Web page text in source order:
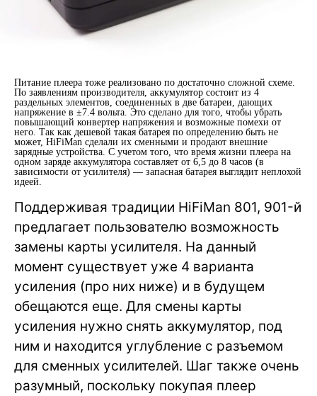
Питание плеера тоже реализовано по достаточно сложной схеме.
По заявлениям производителя, аккумулятор состоит из 4
раздельных элементов, соединенных в две батареи, дающих
напряжение в ±7.4 вольта. Это сделано для того, чтобы убрать
повышающий конвертер напряжения и возможные помехи от
него. Так как дешевой такая батарея по определению быть не
может, HiFiMan сделали их сменными и продают внешние
зарядные устройства. С учетом того, что время жизни плеера на
одном заряде аккумулятора составляет от 6,5 до 8 часов (в
зависимости от усилителя) — запасная батарея выглядит неплохой
идеей.
Поддерживая традиции HiFiMan 801, 901-й
предлагает пользователю возможность
замены карты усилителя. На данный
момент существует уже 4 варианта
усиления (про них ниже) и в будущем
обещаются еще. Для смены карты
усиления нужно снять аккумулятор, под
ним и находится углубление с разъемом
для сменных усилителей. Шаг также очень
разумный, поскольку покупая плеер